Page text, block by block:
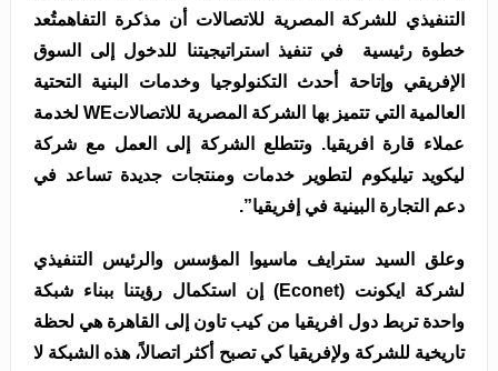
التنفيذي للشركة المصرية للاتصالات أن مذكرة التفاهمتُعد
خطوة رئيسية في تنفيذ استراتيجيتنا للدخول إلى السوق
الإفريقي وإتاحة أحدث التكنولوجيا وخدمات البنية التحتية
العالمية التي تتميز بها الشركة المصرية للاتصالاتWE لخدمة
عملاء قارة افريقيا. وتتطلع الشركة إلى العمل مع شركة
ليكويد تيليكوم لتطوير خدمات ومنتجات جديدة تساعد في
دعم التجارة البينية في إفريقيا”.
وعلق السيد سترايف ماسيوا المؤسس والرئيس التنفيذي
لشركة ايكونت (Econet) إن استكمال رؤيتنا ببناء شبكة
واحدة تربط دول افريقيا من كيب تاون إلى القاهرة هي لحظة
تاريخية للشركة ولإفريقيا كي تصبح أكثر اتصالاً، هذه الشبكة لا